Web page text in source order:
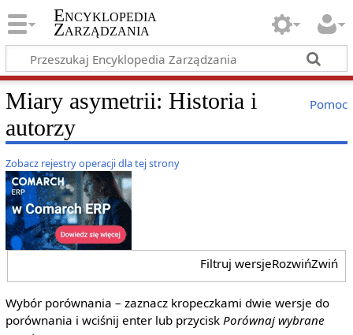
Encyklopedia
Zarządzania
Pomoc
Miary asymetrii: Historia i
autorzy
Zobacz rejestry operacji dla tej strony
Filtruj wersjeRozwińZwiń
Wybór porównania – zaznacz kropeczkami dwie wersje do
porównania i wciśnij enter lub przycisk Porównaj wybrane